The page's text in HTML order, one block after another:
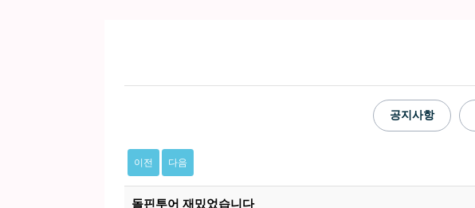
공지사항
이전 다음
돌핀투어 재밌었습니다